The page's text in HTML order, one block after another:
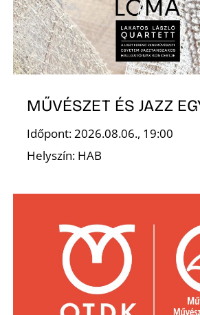
MŰVÉSZET ÉS JAZZ
Időpont: 2026.08.06., 19:00
Helyszín: HAB